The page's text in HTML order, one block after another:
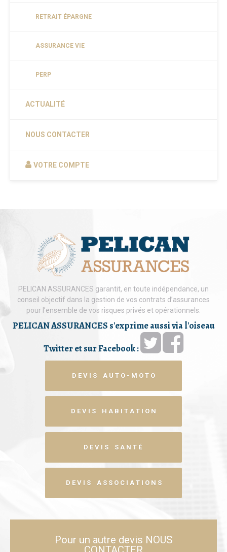
RETRAIT ÉPARGNE
ASSURANCE VIE
PERP
ACTUALITÉ
NOUS CONTACTER
VOTRE COMPTE
PELICAN ASSURANCES garantit, en toute indépendance, un
conseil objectif dans la gestion de vos contrats d’assurances
pour l’ensemble de vos risques privés et opérationnels.
PELICAN ASSURANCES s'exprime aussi via l'oiseau
Twitter et sur Facebook :
D E V I S A U T O - M O T O
D E V I S H A B I T A T I O N
D E V I S S A N T É
D E V I S A S S O C I A T I O N S
Pour un autre devis NOUS